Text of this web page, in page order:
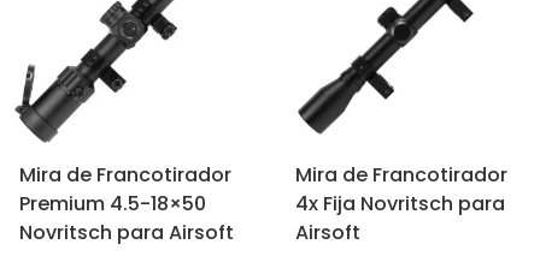
Mira de Francotirador
Premium 4.5-18×50
Novritsch para Airsoft
Mira de Francotirador
4x Fija Novritsch para
Airsoft